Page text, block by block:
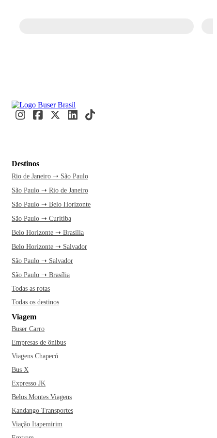
Destinos
Rio de Janeiro ➝ São Paulo
São Paulo ➝ Rio de Janeiro
São Paulo ➝ Belo Horizonte
São Paulo ➝ Curitiba
Belo Horizonte ➝ Brasília
Belo Horizonte ➝ Salvador
São Paulo ➝ Salvador
São Paulo ➝ Brasília
Todas as rotas
Todas os destinos
Viagem
Buser Carro
Empresas de ônibus
Viagens Chapecó
Bus X
Expresso JK
Belos Montes Viagens
Kandango Transportes
Viação Itapemirim